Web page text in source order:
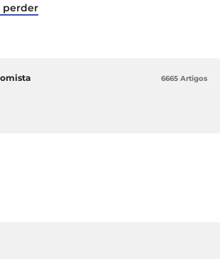
perder
6665 Artigos